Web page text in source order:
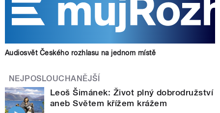
Audiosvět Českého rozhlasu na jednom místě
NEJPOSLOUCHANĚJŠÍ
Leoš Šimánek: Život plný dobrodružství
aneb Světem křížem krážem